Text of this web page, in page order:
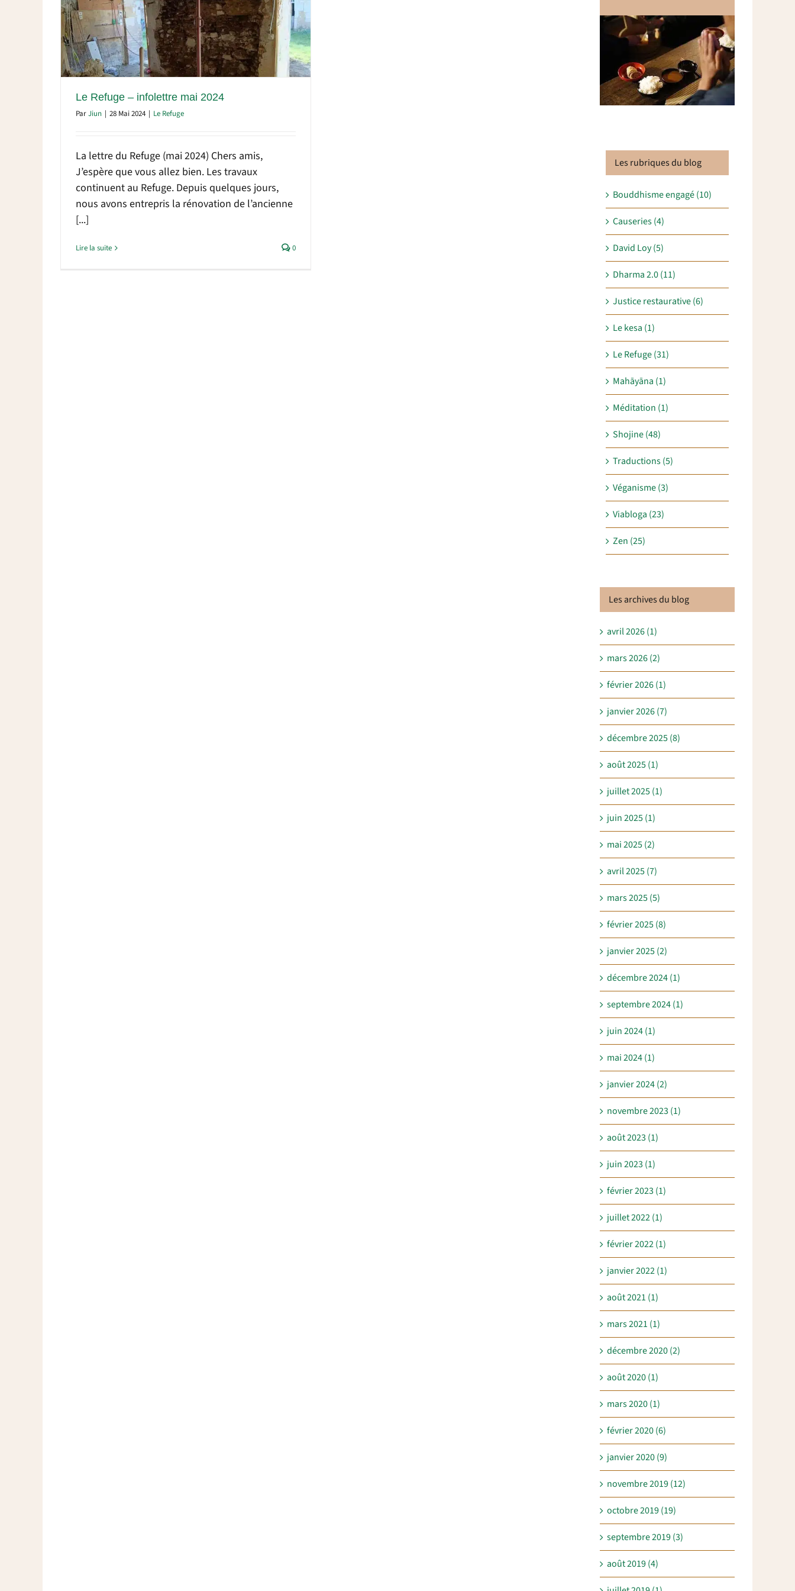
Le Refuge – infolettre mai 2024
ParJiun | 28 Mai 2024 | Le Refuge
La lettre du Refuge (mai 2024) Chers amis,
J’espère que vous allez bien. Les travaux
continuent au Refuge. Depuis quelques jours,
nous avons entrepris la rénovation de l’ancienne
[...]
Lire la suite 0
Les rubriques du blog
Bouddhisme engagé (10)
Causeries (4)
David Loy (5)
Dharma 2.0 (11)
Justice restaurative (6)
Le kesa (1)
Le Refuge (31)
Mahāyāna (1)
Méditation (1)
Shojine (48)
Traductions (5)
Véganisme (3)
Viabloga (23)
Zen (25)
Les archives du blog
avril 2026 (1)
mars 2026 (2)
février 2026 (1)
janvier 2026 (7)
décembre 2025 (8)
août 2025 (1)
juillet 2025 (1)
juin 2025 (1)
mai 2025 (2)
avril 2025 (7)
mars 2025 (5)
février 2025 (8)
janvier 2025 (2)
décembre 2024 (1)
septembre 2024 (1)
juin 2024 (1)
mai 2024 (1)
janvier 2024 (2)
novembre 2023 (1)
août 2023 (1)
juin 2023 (1)
février 2023 (1)
juillet 2022 (1)
février 2022 (1)
janvier 2022 (1)
août 2021 (1)
mars 2021 (1)
décembre 2020 (2)
août 2020 (1)
mars 2020 (1)
février 2020 (6)
janvier 2020 (9)
novembre 2019 (12)
octobre 2019 (19)
septembre 2019 (3)
août 2019 (4)